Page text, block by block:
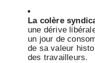
La colère
une dérive
un jour de
de sa valeur
des travailleurs.